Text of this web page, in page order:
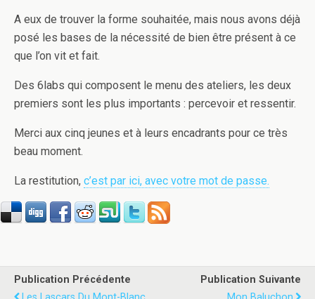
A eux de trouver la forme souhaitée, mais nous avons déjà
posé les bases de la nécessité de bien être présent à ce
que l’on vit et fait.
Des 6labs qui composent le menu des ateliers, les deux
premiers sont les plus importants : percevoir et ressentir.
Merci aux cinq jeunes et à leurs encadrants pour ce très
beau moment.
La restitution, c’est par ici, avec votre mot de passe.
Publication Précédente
Publication Suivante